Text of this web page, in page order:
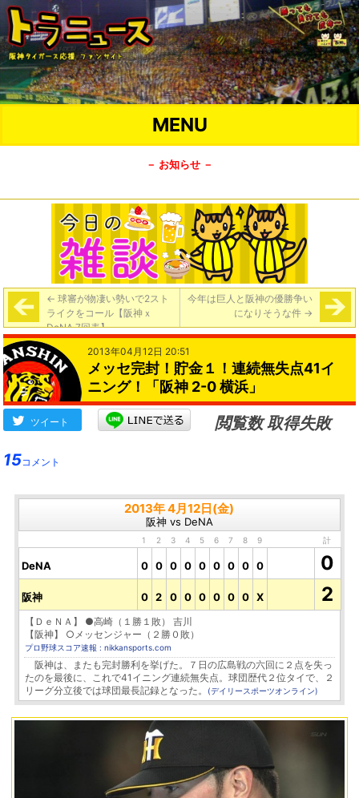
MENU
－ お知らせ －
← 球審が物凄い勢いで2スト
ライクをコール【阪神ｘ
DeNA 7回表】
今年は巨人と阪神の優勝争い
になりそうな件 →
2013年04月12日 20:51
メッセ完封！貯金１！連続無失点41イ
ニング！「阪神 2-0 横浜」
ツイート
閲覧数 取得失敗
15コメント
2013年 4月12日(金)
阪神 vs DeNA
1 2 3 4 5 6 7 8 9 計
DeNA 0 0 0 0 0 0 0 0 0 0
阪神 0 2 0 0 0 0 0 0 X 2
【ＤｅＮＡ】 ●高崎（１勝１敗） 吉川
【阪神】 ○メッセンジャー（２勝０敗）
プロ野球スコア速報 : nikkansports.com
阪神は、またも完封勝利を挙げた。７日の広島戦の六回に２点を失っ
たのを最後に、これで41イニング連続無失点。球団歴代２位タイで、２
リーグ分立後では球団最長記録となった。
(デイリースポーツオンライン)